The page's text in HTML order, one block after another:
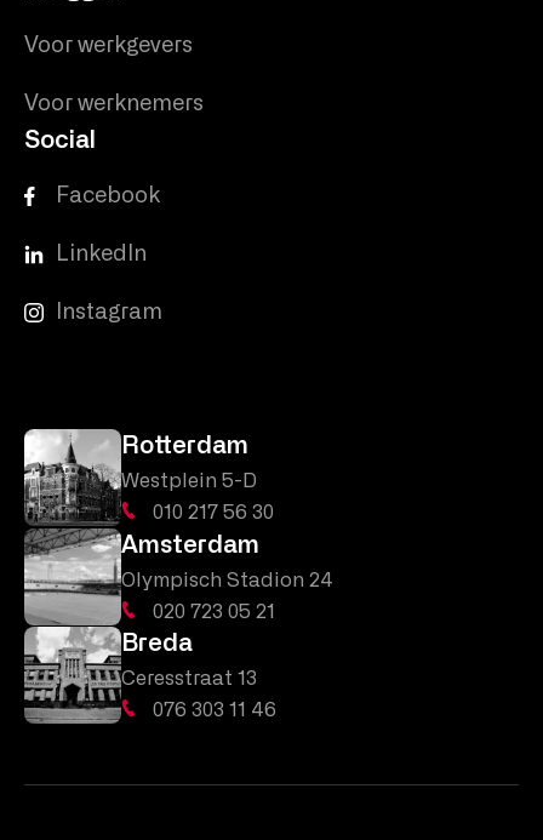
Voor werkgevers
Voor werknemers
Social
Facebook
LinkedIn
Instagram
Rotterdam
Westplein 5-D
010 217 56 30
Amsterdam
Olympisch Stadion 24
020 723 05 21
Breda
Ceresstraat 13
076 303 11 46